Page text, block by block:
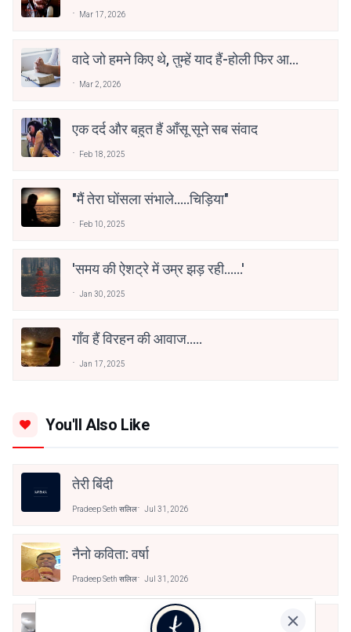
Mar 17, 2026
वादे जो हमने किए थे, तुम्हें याद हैं-होली फिर आई
Mar 2, 2026
एक दर्द और बहुत हैं आँसू सूने सब संवाद
Feb 18, 2025
"मैं तेरा घोंसला संभाले.....चिड़िया"
Feb 10, 2025
'समय की ऐशट्रे में उम्र झड़ रही......'
Jan 30, 2025
गाँव हैं विरहन की आवाज.....
Jan 17, 2025
You'll Also Like
तेरी बिंदी
Pradeep Seth सलिल Jul 31, 2026
नैनो कविता: वर्षा
Pradeep Seth सलिल Jul 31, 2026
The Solitary Sun-Heart